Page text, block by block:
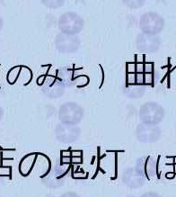
みち） 曲
の鬼灯（